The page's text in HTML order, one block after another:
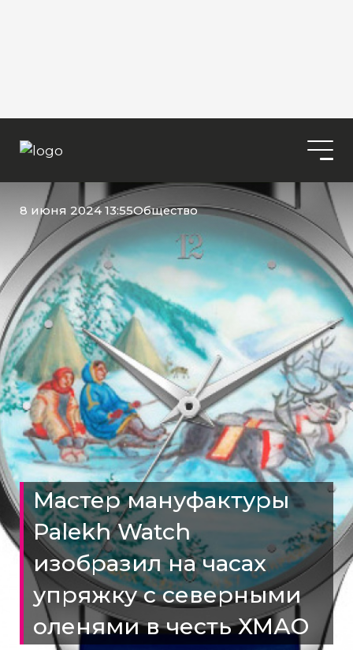
8 июня 2024 13:55Общество
Мастер мануфактуры
Palekh Watch
изобразил на часах
упряжку с северными
оленями в честь ХМАО